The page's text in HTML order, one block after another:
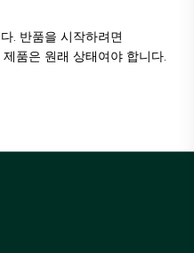
. 반품을 시작하려면
품은 원래 상태여야 합니다.